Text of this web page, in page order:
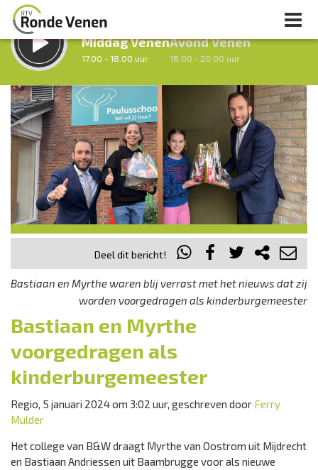
LUISTER LIVE:
Middag Venen
17.00 - 18.00 uur
Avond Venen
18.00 - 20.00 uur
Vorig uur uur 1 van 0 Volgend uur
Inklappen
Deel dit bericht!
Bastiaan en Myrthe waren blij verrast met het nieuws dat zij
worden voorgedragen als kinderburgemeester
Bastiaan en Myrthe
voorgedragen als
kinderburgemeester
Regio, 5 januari 2024 om 3:02 uur, geschreven door Ferry
Mulder
Het college van B&W draagt Myrthe van Oostrom uit Mijdrecht
en Bastiaan Andriessen uit Baambrugge voor als nieuwe